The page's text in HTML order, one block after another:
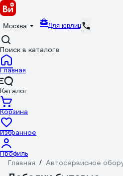
Москва Для юрлиц
Поиск в каталоге
Главная
Каталог
Корзина
Избранное
Профиль
Главная / Автосервисное